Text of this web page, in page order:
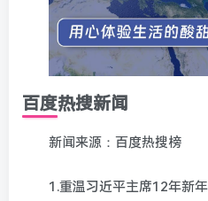
百度热搜新闻
新闻来源：百度热搜榜
1.重温习近平主席12年新